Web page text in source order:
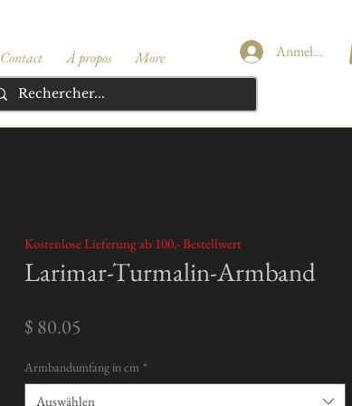
Contact À propos More Anmelden
Larimar-Turmalin-Armband
$ 80.05
Armbandumfang in cm *
Auswählen
Kostenlose Lieferung ab 100,- Bestellwert